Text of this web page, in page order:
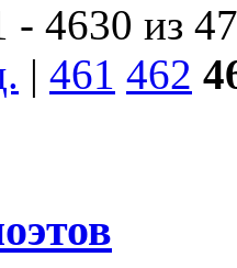
- 4630 из
| 461 462